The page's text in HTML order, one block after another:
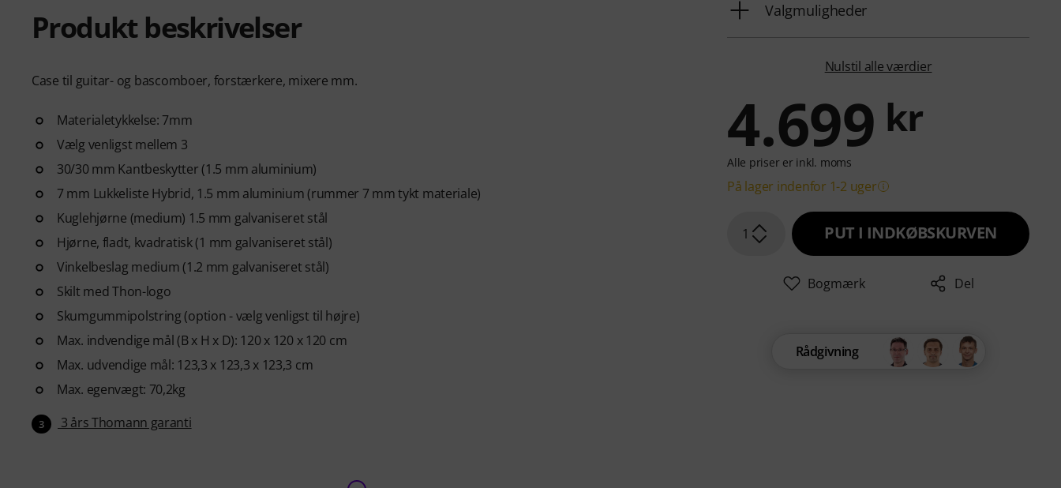
Produkt beskrivelser
Case til guitar- og bascomboer, forstærkere, mixere mm.
Materialetykkelse: 7mm
Vælg venligst mellem 3
30/30 mm Kantbeskytter (1.5 mm aluminium)
7 mm Lukkeliste Hybrid, 1.5 mm aluminium (rummer 7 mm tykt materiale)
Kuglehjørne (medium) 1.5 mm galvaniseret stål
Hjørne, fladt, kvadratisk (1 mm galvaniseret stål)
Vinkelbeslag medium (1.2 mm galvaniseret stål)
Skilt med Thon-logo
Skumgummipolstring (option - vælg venligst til højre)
Max. indvendige mål (B x H x D): 120 x 120 x 120 cm
Max. udvendige mål: 123,3 x 123,3 x 123,3 cm
Max. egenvægt: 70,2kg
3 3 års Thomann garanti
Valgmuligheder
Nulstil alle værdier
4.699 kr
Alle priser er inkl. moms
På lager indenfor 1-2 uger
1 PUT I INDKØBSKURVEN
Bogmærk Del
Rådgivning